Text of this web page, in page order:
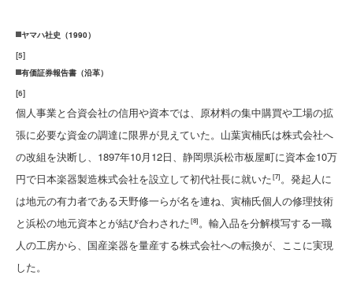
ヤマハ社史（1990）
[5]
有価証券報告書（沿革）
[6]
個人事業と合資会社の信用や資本では、原材料の集中購買や工場の拡
張に必要な資金の調達に限界が見えていた。山葉寅楠氏は株式会社へ
の改組を決断し、1897年10月12日、静岡県浜松市板屋町に資本金10万
円で日本楽器製造株式会社を設立して初代社長に就いた[7]。発起人に
は地元の有力者である天野修一らが名を連ね、寅楠氏個人の修理技術
と浜松の地元資本とが結び合わされた[8]。輸入品を分解模写する一職
人の工房から、国産楽器を量産する株式会社への転換が、ここに実現
した。